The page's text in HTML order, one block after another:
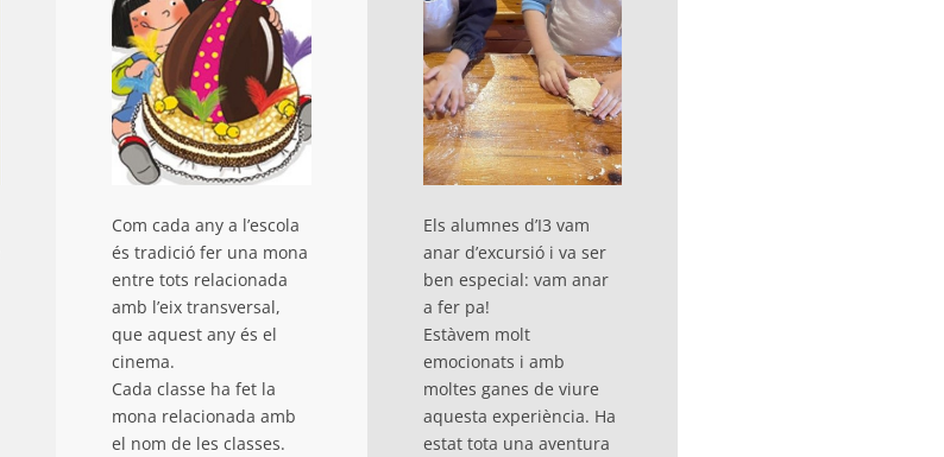
Com cada any a l’escola
és tradició fer una mona
entre tots relacionada
amb l’eix transversal,
que aquest any és el
cinema.
Cada classe ha fet la
mona relacionada amb
el nom de les classes.
Els alumnes d’I3 vam
anar d’excursió i va ser
ben especial: vam anar
a fer pa!
Estàvem molt
emocionats i amb
moltes ganes de viure
aquesta experiència. Ha
estat tota una aventura